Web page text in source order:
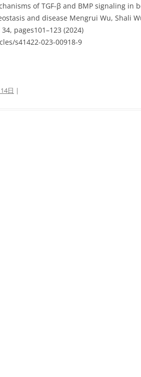
of TGF-β and BMP signaling in
and disease Mengrui Wu, Shali
pages101–123 (2024)
s41422-023-00918-9
日 |